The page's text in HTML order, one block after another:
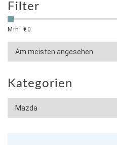
Filter
Min: €0
Kategorien